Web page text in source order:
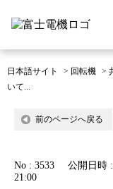
日本語サイト > 回転機 >
いて...
前のページへ戻る
No : 3533 公開日時 :
21:00